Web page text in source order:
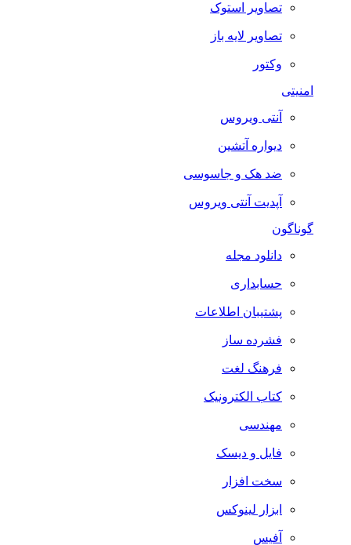
تصاویر استوک
تصاویر لایه باز
وکتور
آنتی ویروس
دیواره آتشین
ضد هک و جاسوسی
آپدیت آنتی ویروس
گوناگون
دانلود مجله
حسابداری
پشتیبان اطلاعات
فشرده ساز
فرهنگ لغت
کتاب الکترونیک
مهندسی
فایل و دیسک
سخت افزار
ابزار لینوکس
آفیس